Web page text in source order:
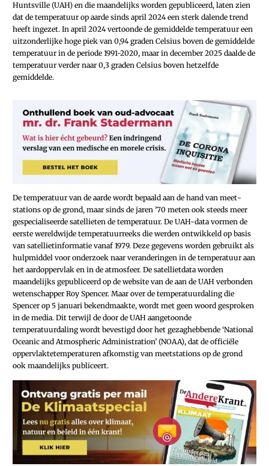
Huntsville (UAH) en die maandelijks worden gepubliceerd, laten zien
dat de temperatuur op aarde sinds april 2024 een sterk dalende trend
heeft ingezet. In april 2024 vertoonde de gemiddelde temperatuur een
uitzonderlijke hoge piek van 0,94 graden Celsius boven de gemiddelde
temperatuur in de periode 1991-2020, maar in december 2025 daalde de
temperatuur verder naar 0,3 graden Celsius boven hetzelfde
gemiddelde.
De temperatuur van de aarde wordt bepaald aan de hand van meet­
stations op de grond, maar sinds de jaren ’70 meten ook steeds meer
gespecialiseerde satellieten de temperatuur. De UAH-data vormen de
eerste wereldwijde temperatuurreeks die werden ontwikkeld op basis
van satelliet­informatie vanaf 1979. Deze gegevens worden gebruikt als
hulpmiddel voor onderzoek naar veranderingen in de temperatuur aan
het aardoppervlak en in de atmosfeer. De satellietdata worden
maandelijks gepubliceerd op de website van de aan de UAH verbonden
wetenschapper Roy Spencer. Maar over de temperatuurdaling die
Spencer op 5 januari bekendmaakte, wordt met geen woord gesproken
in de media. Dit terwijl de door de UAH aangetoonde
temperatuurdaling wordt bevestigd door het gezaghebbende ‘National
Oceanic and Atmospheric Administration’ (NOAA), dat de officiële
oppervlaktetemperaturen afkomstig van meetstations op de grond
ook maandelijks publiceert.